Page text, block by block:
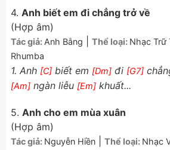
4. Anh biết em đi chẳng trở về
(Hợp âm)
Tác giả: Anh Bằng Thể loại: Nhạc Trữ
Rhumba
1. Anh [C] biết em [Dm] đi [G7]
[Am] ngàn liễu [Em] khuất...
5. Anh cho em mùa xuân
(Hợp âm)
Tác giả: Nguyễn Hiền Thể loại: Nhạc